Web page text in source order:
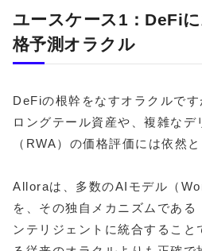
ユースケース1：DeFi
格予測オラクル
DeFiの根幹をなすオラクルで
ロングテール資産や、複雑なデ
（RWA）の価格評価には依然
Alloraは、多数のAIモデル（
を、その独自メカニズムである
ンテリジェントに統合すること